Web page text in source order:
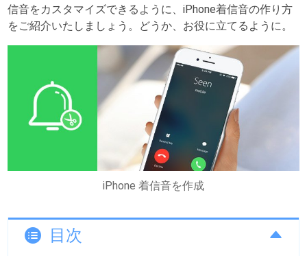
信音をカスタマイズできるように、iPhone着信音の作り方
をご紹介いたしましょう。どうか、お役に立てるように。
iPhone 着信音を作成
目次